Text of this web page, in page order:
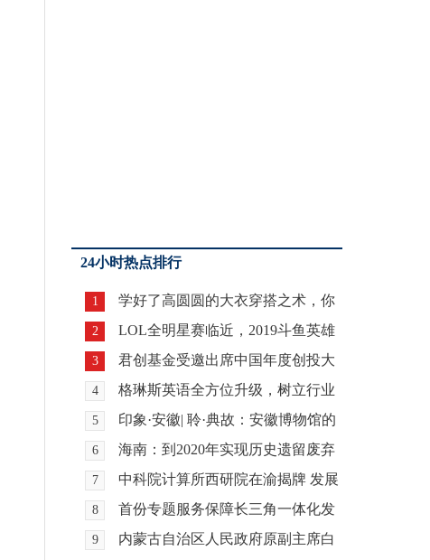
24小时热点排行
1
学好了高圆圆的大衣穿搭之术，你
也是女神！
2
LOL全明星赛临近，2019斗鱼英雄
联盟全明星赛今日
3
君创基金受邀出席中国年度创投大
会，总裁杨桓领誉
4
格琳斯英语全方位升级，树立行业
新标杆
5
印象·安徽| 聆·典故：安徽博物馆的
故事——致那
6
海南：到2020年实现历史遗留废弃
矿山地质环境治理
7
中科院计算所西研院在渝揭牌 发展
智能超算
8
首份专题服务保障长三角一体化发
展海事审判白皮书
9
内蒙古自治区人民政府原副主席白